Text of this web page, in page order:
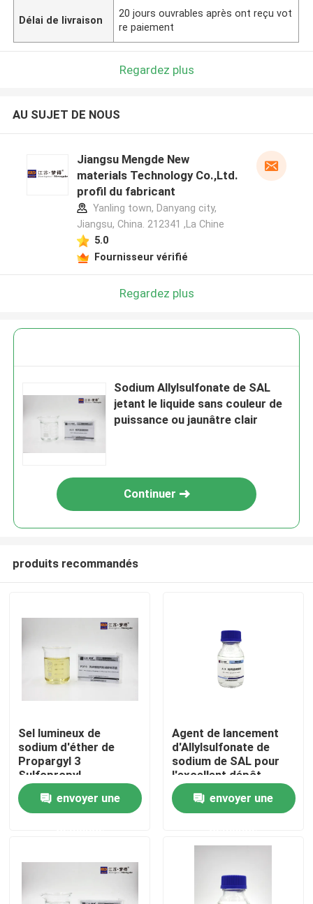
Maison
Au sujet de nous
Délai de livraison
20 jours ouvrables après ont reçu vot
re paiement
Regardez plus
AU SUJET DE NOUS
Jiangsu Mengde New
materials Technology Co.,Ltd.
profil du fabricant
Yanling town, Danyang city,
Jiangsu, China. 212341 ,La Chine
5.0
Fournisseur vérifié
Regardez plus
Sodium Allylsulfonate de SAL
jetant le liquide sans couleur de
puissance ou jaunâtre clair
Continuer
produits recommandés
Sel lumineux de
sodium d'éther de
Propargyl 3
Sulfopropyl
d'intermédiaires de
nickel de BRUITS
envoyer une
Agent de lancement
d'Allylsulfonate de
sodium de SAL pour
l'excellent dépôt
ramolli
envoyer une